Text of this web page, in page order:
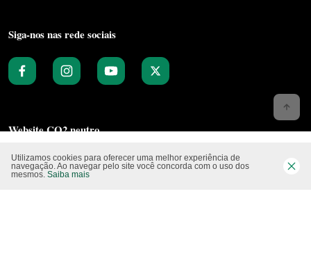
Siga-nos nas rede sociais
Website CO2 neutro
Utilizamos cookies para oferecer uma melhor experiência de
navegação. Ao navegar pelo site você concorda com o uso dos
mesmos. Saiba mais